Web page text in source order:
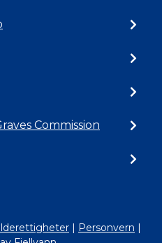
Commission
| Personvern |